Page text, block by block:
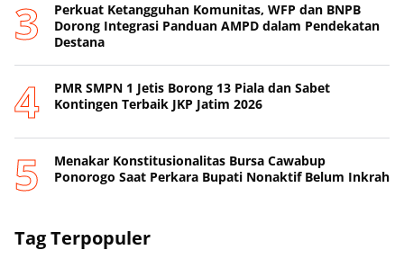
Perkuat Ketangguhan Komunitas, WFP dan BNPB
Dorong Integrasi Panduan AMPD dalam Pendekatan
Destana
PMR SMPN 1 Jetis Borong 13 Piala dan Sabet
Kontingen Terbaik JKP Jatim 2026
Menakar Konstitusionalitas Bursa Cawabup
Ponorogo Saat Perkara Bupati Nonaktif Belum Inkrah
Tag Terpopuler